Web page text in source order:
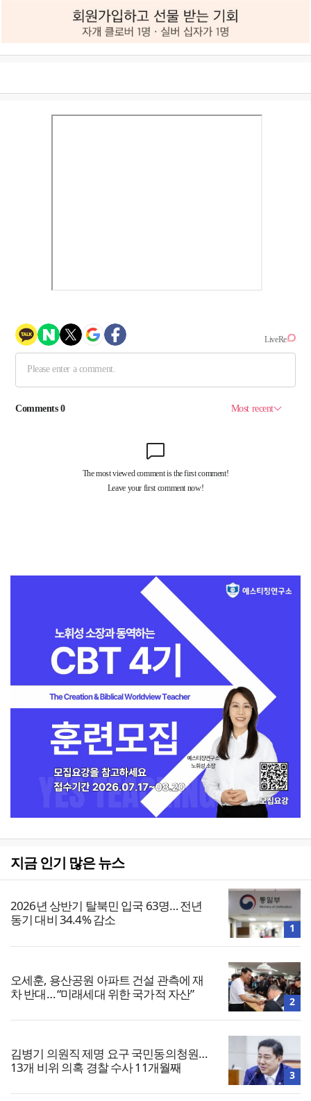
지금 인기 많은 뉴스
2026년 상반기 탈북민 입국 63명… 전년
동기 대비 34.4% 감소
1
오세훈, 용산공원 아파트 건설 관측에 재
차 반대… “미래세대 위한 국가적 자산”
2
김병기 의원직 제명 요구 국민동의청원…
13개 비위 의혹 경찰 수사 11개월째
3